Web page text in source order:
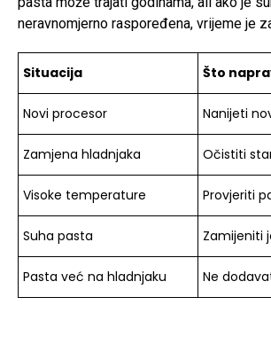
neravnomjerno raspoređena, vrijeme je
Situacija Što
Novi procesor Nanijeti
Zamjena hladnjaka Očistiti
Visoke temperature Provjeriti
Suha pasta Zamijeniti
Pasta već na hladnjaku Ne